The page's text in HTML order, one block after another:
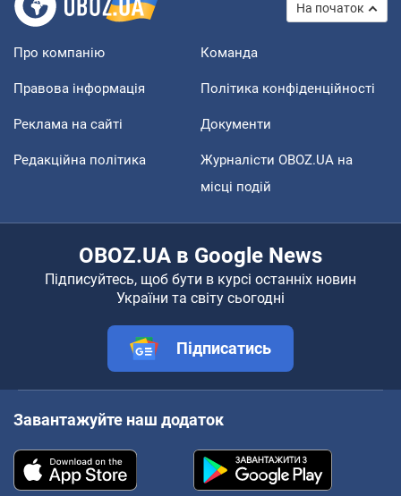
На початок
Про компанію Команда
Правова інформація Політика конфіденційності
Реклама на сайті Документи
Редакційна політика
Журналісти OBOZ.UA на
місці подій
OBOZ.UA в Google News
Підписуйтесь, щоб бути в курсі останніх новин
України та світу сьогодні
Підписатись
Завантажуйте наш додаток